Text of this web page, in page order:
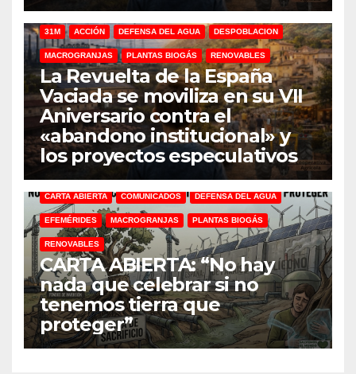
31M ACCIÓN DEFENSA DEL AGUA DESPOBLACION
MACROGRANJAS PLANTAS BIOGÁS RENOVABLES
La Revuelta de la España
Vaciada se moviliza en su VII
Aniversario contra el
«abandono institucional» y
los proyectos especulativos
CARTA ABIERTA COMUNICADOS DEFENSA DEL AGUA
EFEMÉRIDES MACROGRANJAS PLANTAS BIOGÁS
RENOVABLES
CARTA ABIERTA: “No hay
nada que celebrar si no
tenemos tierra que
proteger”